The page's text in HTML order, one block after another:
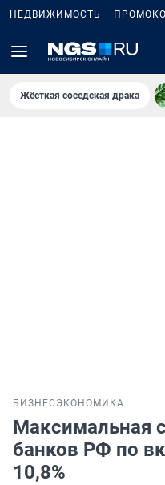
НЕДВИЖИМОСТЬ
Жёсткая соседская драка
БИЗНЕС ЭКОНОМИКА
Максимальная
банков РФ по
10,8%